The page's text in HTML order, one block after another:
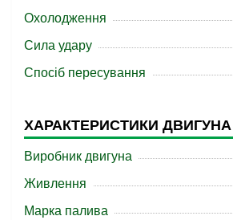
Охолодження
Сила удару
Спосіб пересування
ХАРАКТЕРИСТИКИ ДВИГУНА
Виробник двигуна
Живлення
Марка палива